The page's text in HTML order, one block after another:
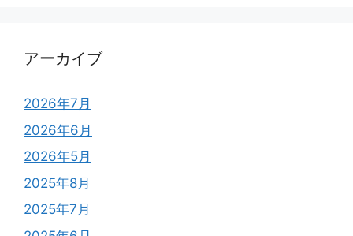
アーカイブ
2026年7月
2026年6月
2026年5月
2025年8月
2025年7月